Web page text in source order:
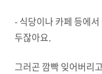
- 식당이나 카페 등에
두잖아요.
그러곤 깜빡 잊어버리